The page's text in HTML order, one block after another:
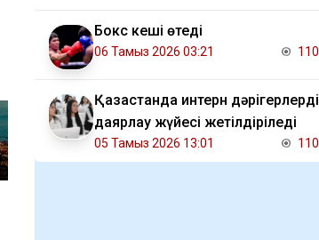
Бокс кеші өтеді
06 Тамыз 2026 03:21 110
Қазақстанда интерн дәрігерлерді
даярлау жүйесі жетілдіріледі
05 Тамыз 2026 13:01 110